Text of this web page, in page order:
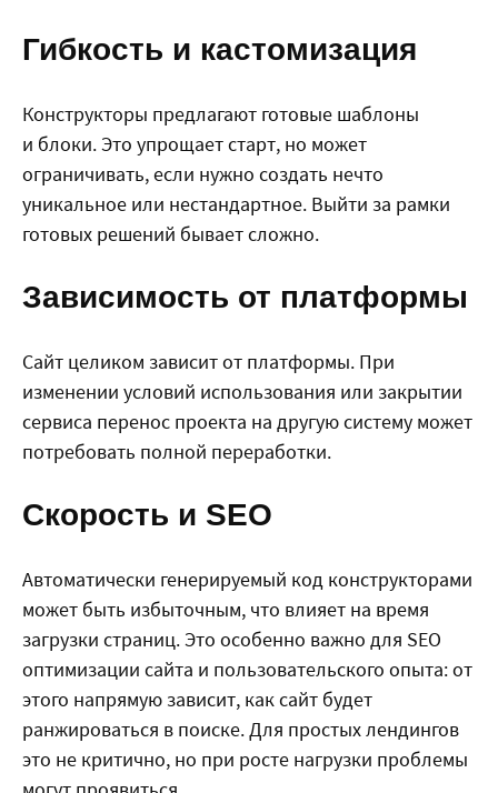
Гибкость и кастомизация
Конструкторы предлагают готовые шаблоны
и блоки. Это упрощает старт, но может
ограничивать, если нужно создать нечто
уникальное или нестандартное. Выйти за рамки
готовых решений бывает сложно.
Зависимость от платформы
Сайт целиком зависит от платформы. При
изменении условий использования или закрытии
сервиса перенос проекта на другую систему может
потребовать полной переработки.
Скорость и SEO
Автоматически генерируемый код конструкторами
может быть избыточным, что влияет на время
загрузки страниц. Это особенно важно для SEO
оптимизации сайта и пользовательского опыта: от
этого напрямую зависит, как сайт будет
ранжироваться в поиске. Для простых лендингов
это не критично, но при росте нагрузки проблемы